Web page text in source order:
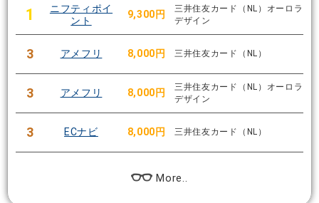
1
ニフティポイ
ント
9,300円
三井住友カード（NL）オーロラ
デザイン
3 アメフリ 8,000円 三井住友カード（NL）
3 アメフリ 8,000円
三井住友カード（NL）オーロラ
デザイン
3 ECナビ 8,000円 三井住友カード（NL）
More..